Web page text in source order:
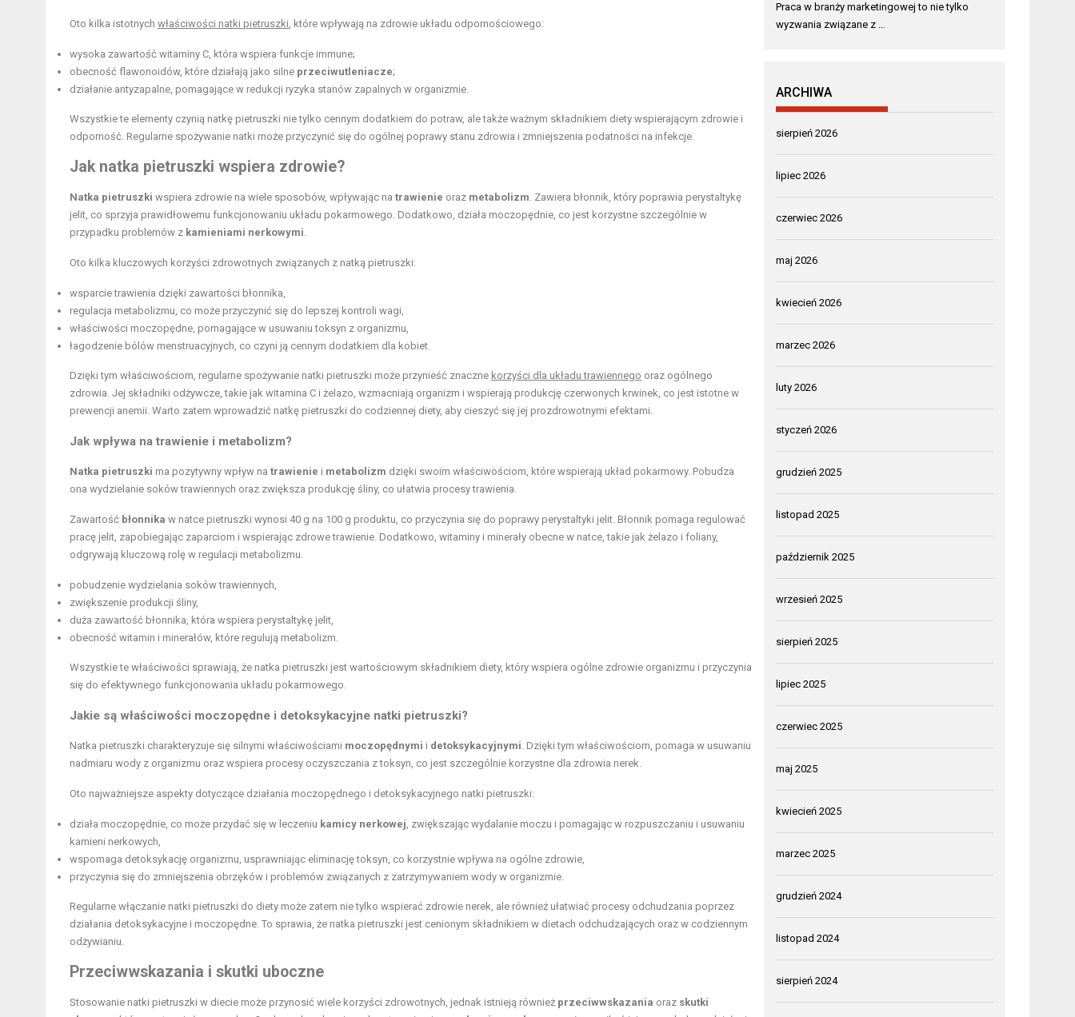
Oto kilka istotnych właściwości natki pietruszki , które wpływają na zdrowie układu odpornościowego:
wysoka zawartość witaminy C, która wspiera funkcje immune;
obecność flawonoidów, które działają jako silne przeciwutleniacze;
działanie antyzapalne, pomagające w redukcji ryzyka stanów zapalnych w organizmie.
Wszystkie te elementy czynią natkę pietruszki nie tylko cennym dodatkiem do potraw, ale także ważnym składnikiem diety wspierającym zdrowie i
odporność. Regularne spożywanie natki może przyczynić się do ogólnej poprawy stanu zdrowia i zmniejszenia podatności na infekcje.
Jak natka pietruszki wspiera zdrowie?
Natka pietruszki wspiera zdrowie na wiele sposobów, wpływając na trawienie oraz metabolizm . Zawiera błonnik, który poprawia perystaltykę
jelit, co sprzyja prawidłowemu funkcjonowaniu układu pokarmowego. Dodatkowo, działa moczopędnie, co jest korzystne szczególnie w
przypadku problemów z kamieniami nerkowymi
Oto kilka kluczowych korzyści zdrowotnych związanych z natką pietruszki:
wsparcie trawienia dzięki zawartości błonnika,
regulacja metabolizmu, co może przyczynić się do lepszej kontroli wagi,
właściwości moczopędne, pomagające w usuwaniu toksyn z organizmu,
łagodzenie bólów menstruacyjnych, co czyni ją cennym dodatkiem dla kobiet.
Dzięki tym właściwościom, regularne spożywanie natki pietruszki może przynieść znaczne korzyści dla układu trawiennego oraz ogólnego
zdrowia. Jej składniki odżywcze, takie jak witamina C i żelazo, wzmacniają organizm i wspierają produkcję czerwonych krwinek, co jest istotne w
prewencji anemii. Warto zatem wprowadzić natkę pietruszki do codziennej diety, aby cieszyć się jej prozdrowotnymi efektami.
Jak wpływa na trawienie i metabolizm?
Natka pietruszki ma pozytywny wpływ na trawienie i metabolizm dzięki swoim właściwościom, które wspierają układ pokarmowy. Pobudza
ona wydzielanie soków trawiennych oraz zwiększa produkcję śliny, co ułatwia procesy trawienia.
Zawartość błonnika w natce pietruszki wynosi 40 g na 100 g produktu, co przyczynia się do poprawy perystaltyki jelit. Błonnik pomaga regulować
pracę jelit, zapobiegając zaparciom i wspierając zdrowe trawienie. Dodatkowo, witaminy i minerały obecne w natce, takie jak żelazo i foliany,
odgrywają kluczową rolę w regulacji metabolizmu.
pobudzenie wydzielania soków trawiennych,
zwiększenie produkcji śliny,
duża zawartość błonnika, która wspiera perystaltykę jelit,
obecność witamin i minerałów, które regulują metabolizm.
Wszystkie te właściwości sprawiają, że natka pietruszki jest wartościowym składnikiem diety, który wspiera ogólne zdrowie organizmu i przyczynia
się do efektywnego funkcjonowania układu pokarmowego.
Jakie są właściwości moczopędne i detoksykacyjne natki pietruszki?
Natka pietruszki charakteryzuje się silnymi właściwościami moczopędnymi i detoksykacyjnymi . Dzięki tym właściwościom, pomaga w usuwaniu
nadmiaru wody z organizmu oraz wspiera procesy oczyszczania z toksyn, co jest szczególnie korzystne dla zdrowia nerek.
Oto najważniejsze aspekty dotyczące działania moczopędnego i detoksykacyjnego natki pietruszki:
działa moczopędnie, co może przydać się w leczeniu kamicy nerkowej , zwiększając wydalanie moczu i pomagając w rozpuszczaniu i usuwaniu
kamieni nerkowych,
wspomaga detoksykację organizmu, usprawniając eliminację toksyn, co korzystnie wpływa na ogólne zdrowie,
przyczynia się do zmniejszenia obrzęków i problemów związanych z zatrzymywaniem wody w organizmie.
Regularne włączanie natki pietruszki do diety może zatem nie tylko wspierać zdrowie nerek, ale również ułatwiać procesy odchudzania poprzez
działania detoksykacyjne i moczopędne. To sprawia, że natka pietruszki jest cenionym składnikiem w dietach odchudzających oraz w codziennym
odżywianiu.
Przeciwwskazania i skutki uboczne
Stosowanie natki pietruszki w diecie może przynosić wiele korzyści zdrowotnych, jednak istnieją również przeciwwskazania oraz skutki
Praca w branży marketingowej to nie tylko
wyzwania związane z …
ARCHIWA
sierpień 2026
lipiec 2026
czerwiec 2026
maj 2026
kwiecień 2026
marzec 2026
luty 2026
styczeń 2026
grudzień 2025
listopad 2025
październik 2025
wrzesień 2025
sierpień 2025
lipiec 2025
czerwiec 2025
maj 2025
kwiecień 2025
marzec 2025
grudzień 2024
listopad 2024
sierpień 2024